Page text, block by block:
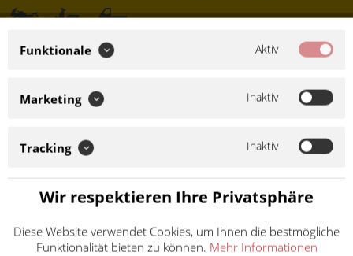
TPH 80 Typhoon TE81T
Funktionale Aktiv
Marketing Inaktiv
Tracking Inaktiv
Wir respektieren Ihre Privatsphäre
Diese Website verwendet Cookies, um Ihnen die bestmögliche
Funktionalität bieten zu können. Mehr Informationen